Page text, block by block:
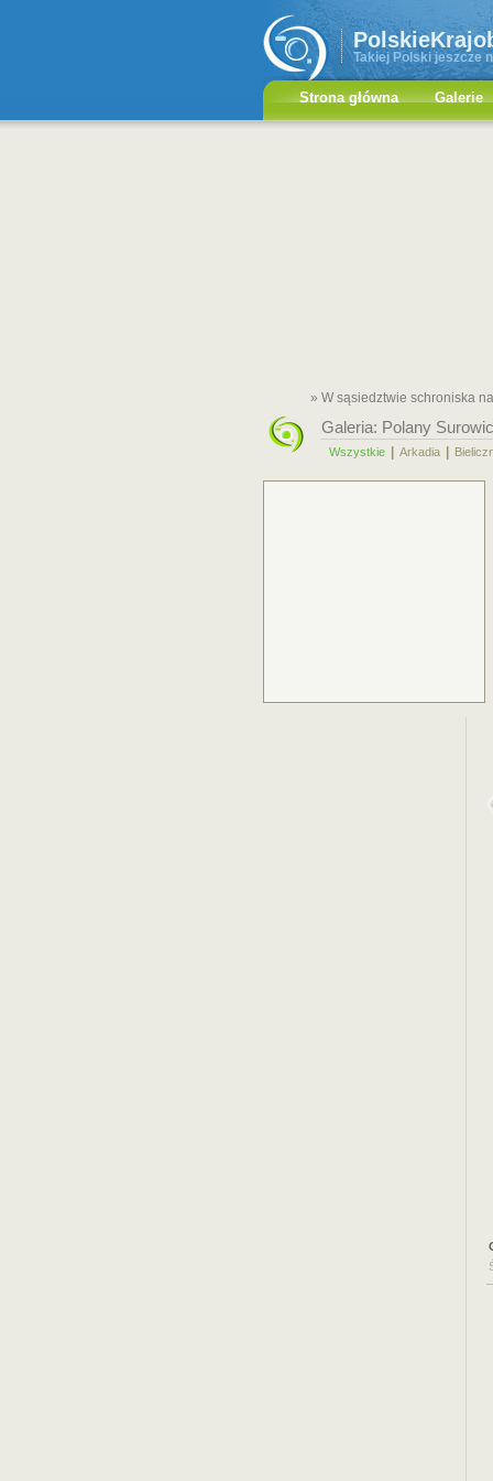
Takiej Polski jeszcze
Strona główna Galerie
» W sąsiedztwie schroniska
Galeria: Polany
Wszystkie Arkadia